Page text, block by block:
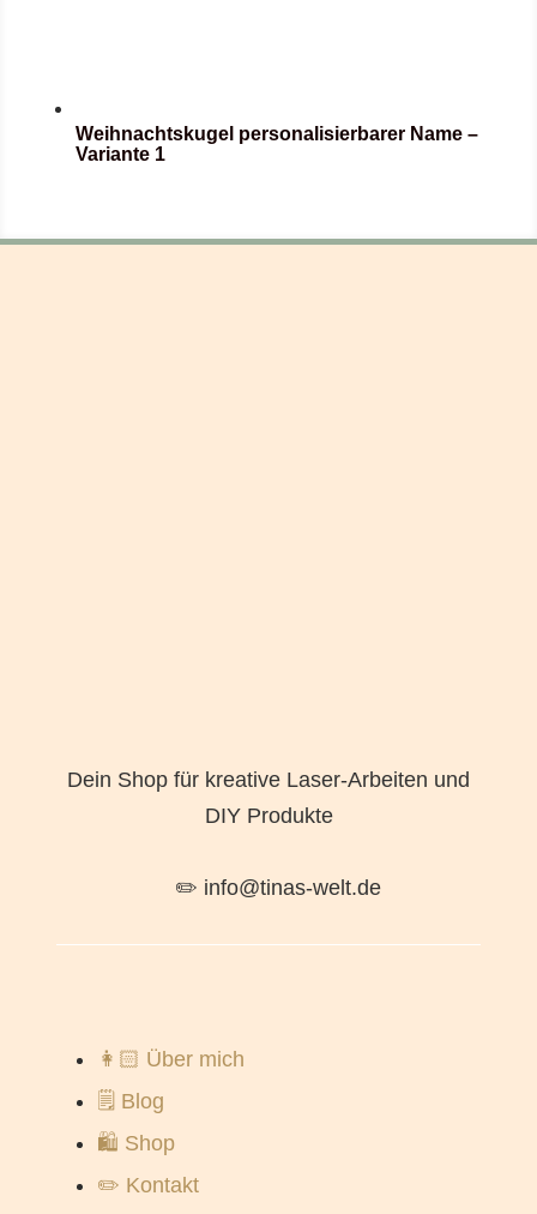
Weihnachtskugel personalisierbarer Name –
Variante 1
Dein Shop für kreative Laser-Arbeiten und
DIY Produkte
✏️ info@tinas-welt.de
👩🏻 Über mich
🗒️ Blog
🛍️ Shop
✏️ Kontakt